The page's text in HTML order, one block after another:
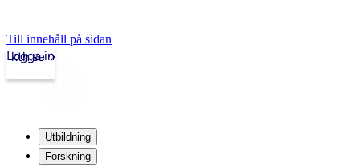
Till innehåll på sidan
kth.se
Logga in
Utbildning
Forskning